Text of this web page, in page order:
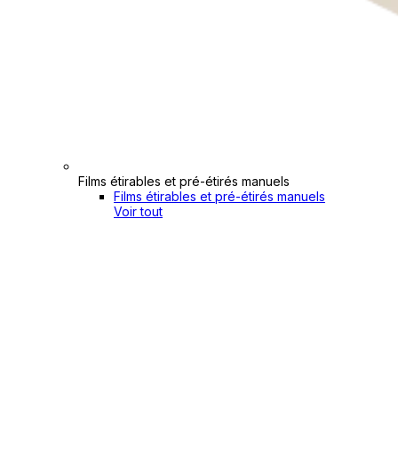
Films étirables et pré-étirés manuels
Films étirables et pré-étirés manuels
Voir tout